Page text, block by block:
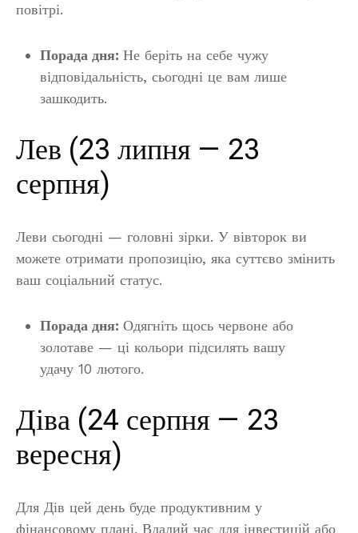
повітрі.
Порада дня: Не беріть на себе чужу
відповідальність, сьогодні це вам лише
зашкодить.
Лев (23 липня — 23
серпня)
Леви сьогодні — головні зірки. У вівторок ви
можете отримати пропозицію, яка суттєво змінить
ваш соціальний статус.
Порада дня: Одягніть щось червоне або
золотаве — ці кольори підсилять вашу
удачу 10 лютого.
Діва (24 серпня — 23
вересня)
Для Дів цей день буде продуктивним у
фінансовому плані. Вдалий час для інвестицій або